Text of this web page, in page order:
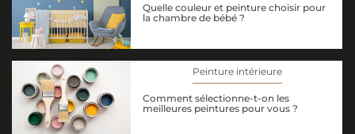
Quelle couleur et peinture choisir pour
la chambre de bébé ?
Peinture intérieure
Comment sélectionne-t-on les
meilleures peintures pour vous ?